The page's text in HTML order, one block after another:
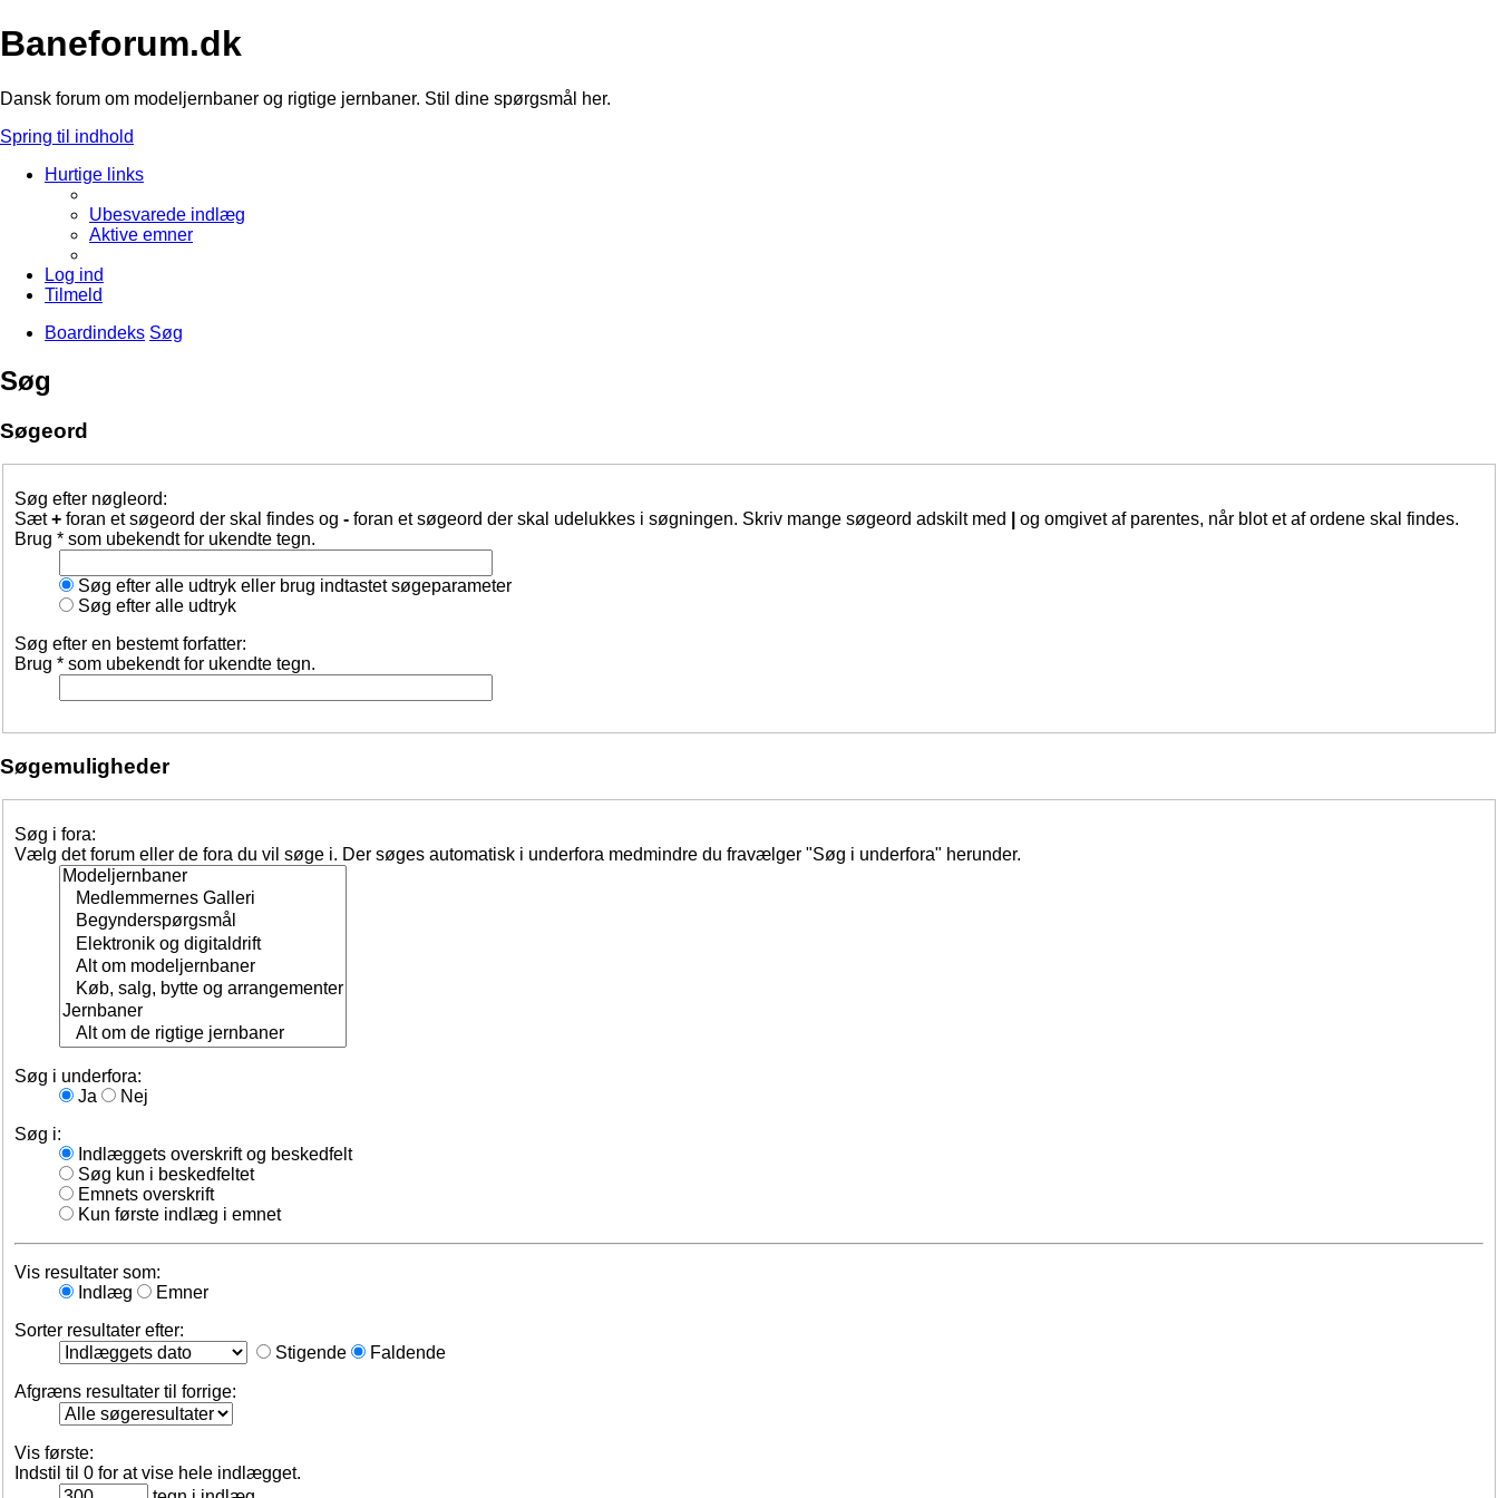
Baneforum.dk
Dansk forum om modeljernbaner og rigtige jernbaner. Stil dine spørgsmål her.
Spring til indhold
Hurtige links
Ubesvarede indlæg
Aktive emner
Log ind
Tilmeld
Boardindeks Søg
Søg
Søgeord
Søg efter nøgleord:
Sæt+ foran et søgeord der skal findes og - foran et søgeord der skal udelukkes i søgningen. Skriv mange søgeord adskilt med
og omgivet af parentes, når blot et af ordene skal findes.
Brug * som ubekendt for ukendte tegn.
Søg efter alle udtryk eller brug indtastet søgeparameter
Søg efter alle udtryk
Søg efter en bestemt forfatter:
Brug * som ubekendt for ukendte tegn.
Søgemuligheder
Søg i fora:
Vælg det forum eller de fora du vil søge i. Der søges automatisk i underfora medmindre du fravælger "Søg i underfora" herunder.
Søg i underfora:
Ja
Nej
Søg i:
Indlæggets overskrift og beskedfelt
Søg kun i beskedfeltet
Emnets overskrift
Kun første indlæg i emnet
Vis resultater som:
Indlæg
Emner
Sorter resultater efter:
Stigende
Faldende
Afgræns resultater til forrige:
Vis første:
Indstil til 0 for at vise hele indlægget.